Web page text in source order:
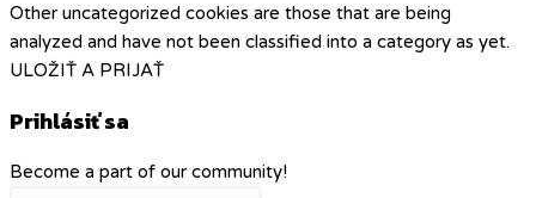
Other uncategorized cookies are those that are being
analyzed and have not been classified into a category as yet.
ULOŽIŤ A PRIJAŤ
Prihlásiť sa
Become a part of our community!